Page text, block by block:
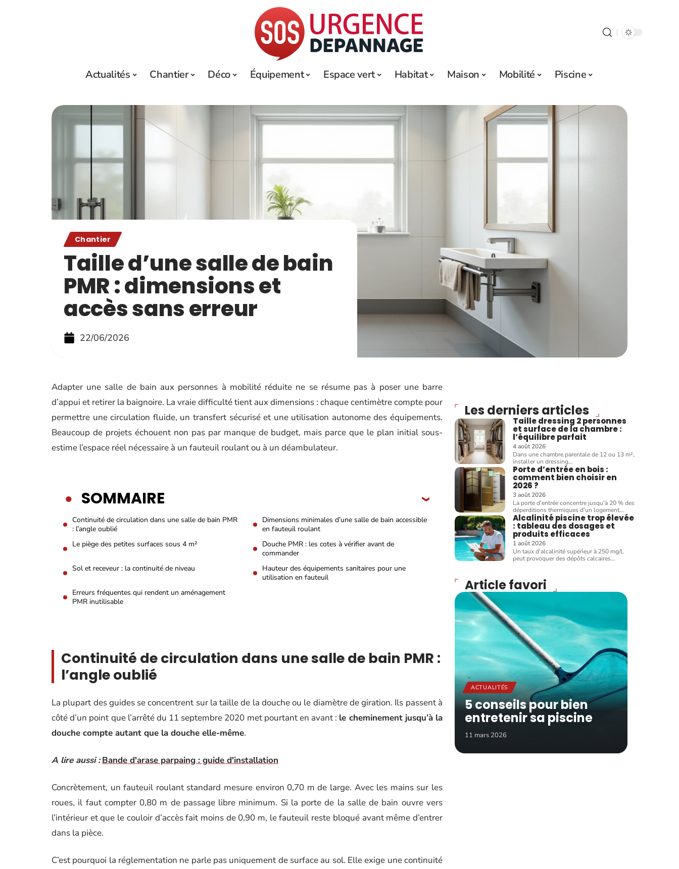
Actualités Chantier Déco Équipement Espace vert Habitat Maison Mobilité Piscine
Chantier
Taille d’une salle de bain
PMR : dimensions et
accès sans erreur
22/06/2026
Adapter une salle de bain aux personnes à mobilité réduite ne se résume pas à poser une barre
d’appui et retirer la baignoire. La vraie difficulté tient aux dimensions : chaque centimètre compte pour
permettre une circulation fluide, un transfert sécurisé et une utilisation autonome des équipements.
Beaucoup de projets échouent non pas par manque de budget, mais parce que le plan initial sous-
estime l’espace réel nécessaire à un fauteuil roulant ou à un déambulateur.
SOMMAIRE
Continuité de circulation dans une salle de bain PMR
: l’angle oublié
Dimensions minimales d’une salle de bain accessible
en fauteuil roulant
Le piège des petites surfaces sous 4 m²
Douche PMR : les cotes à vérifier avant de
commander
Sol et receveur : la continuité de niveau
Hauteur des équipements sanitaires pour une
utilisation en fauteuil
Erreurs fréquentes qui rendent un aménagement
PMR inutilisable
Continuité de circulation dans une salle de bain PMR :
l’angle oublié
La plupart des guides se concentrent sur la taille de la douche ou le diamètre de giration. Ils passent à
côté d’un point que l’arrêté du 11 septembre 2020 met pourtant en avant : le cheminement jusqu’à la
douche compte autant que la douche elle-même.
A lire aussi : Bande d'arase parpaing : guide d'installation
Concrètement, un fauteuil roulant standard mesure environ 0,70 m de large. Avec les mains sur les
roues, il faut compter 0,80 m de passage libre minimum. Si la porte de la salle de bain ouvre vers
l’intérieur et que le couloir d’accès fait moins de 0,90 m, le fauteuil reste bloqué avant même d’entrer
dans la pièce.
C’est pourquoi la réglementation ne parle pas uniquement de surface au sol. Elle exige une continuité
Les derniers articles
Taille dressing 2 personnes
et surface de la chambre :
l’équilibre parfait
4 août 2026
Dans une chambre parentale de 12 ou 13 m²,
installer un dressing…
Porte d’entrée en bois :
comment bien choisir en
2026 ?
3 août 2026
La porte d'entrée concentre jusqu'à 20 % des
déperditions thermiques d'un logement…
Alcalinité piscine trop élevée
: tableau des dosages et
produits efficaces
1 août 2026
Un taux d'alcalinité supérieur à 250 mg/L
peut provoquer des dépôts calcaires…
Article favori
ACTUALITÉS
5 conseils pour bien
entretenir sa piscine
11 mars 2026